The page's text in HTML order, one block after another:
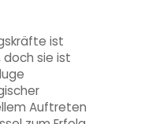
ist
doch sie ist
Auftreten